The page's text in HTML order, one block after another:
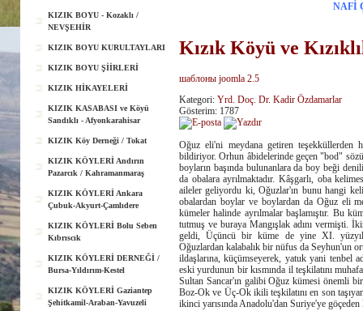
KIZIK BOYU - Kozaklı /
NEVŞEHİR
KIZIK BOYU KURULTAYLARI
KIZIK BOYU ŞİİRLERİ
KIZIK HİKAYELERİ
KIZIK KASABASI ve Köyü
Sandıklı - Afyonkarahisar
KIZIK Köy Derneği / Tokat
KIZIK KÖYLERİ Andırın
Pazarcık / Kahramanmaraş
KIZIK KÖYLERİ Ankara
Çubuk-Akyurt-Çamlıdere
KIZIK KÖYLERİ Bolu Seben
Kıbrıscık
KIZIK KÖYLERİ DERNEĞİ /
Bursa-Yıldırım-Kestel
KIZIK KÖYLERİ Gaziantep
Şehitkamil-Araban-Yavuzeli
NAFİ
Kızık Köyü ve
шаблоны joomla 2.5
Kategori: Yrd. Doç. Dr. Kadir Özdamarlar
Gösterim: 1787
Oğuz eli'ni meydana getiren
bildiriyor. Orhun âbidelerinde geçen "bod"
boyların başında bulunanlara da boy beği
da obalara ayrılmaktadır. Kâşgarlı, oba
aileler geliyordu ki, Oğuzlar'ın bunu hangi
obalardan boylar ve boylardan da Oğuz eli
kümeler halinde ayrılmalar başlamıştır. Bu
tutmuş ve buraya Mangışlak adını vermişti.
geldi, Üçüncü bir küme de yine XI.
Oğuzlardan kalabalık bir nüfus da Seyhun'un
ildaşlarına, küçümseyerek, yatuk yani tenbel
eski yurdunun bir kısmında il teşkilatını
Sultan Sancar'ın galibi Oğuz kümesi önemli
Boz-Ok ve Üç-Ok ikili teşkilatını en son
ikinci yarısında Anadolu'dan Suriye'ye